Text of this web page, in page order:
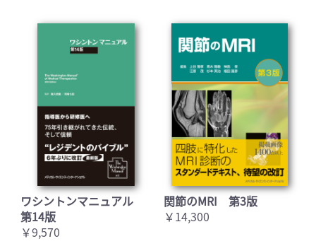
ワシントンマニュアル
第14版
￥9,570
関節のMRI 第3版
￥14,300